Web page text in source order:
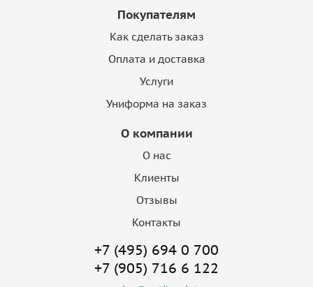
Покупателям
Как сделать заказ
Оплата и доставка
Услуги
Униформа на заказ
О компании
О нас
Клиенты
Отзывы
Контакты
+7 (495) 694 0 700
+7 (905) 716 6 122